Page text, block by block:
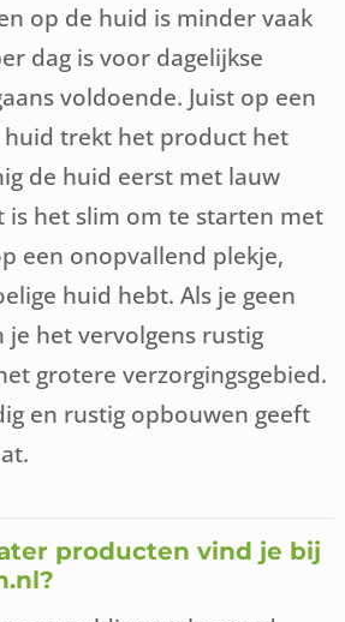
op de huid is minder vaak
dag is voor dagelijkse
voldoende. Juist op een
huid trekt het product het
de huid eerst met lauw
is het slim om te starten met
een onopvallend plekje,
huid hebt. Als je geen
je het vervolgens rustig
grotere verzorgingsgebied.
en rustig opbouwen geeft
producten vind je bij